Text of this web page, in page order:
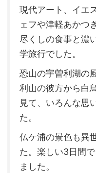
現代アート、イエ
ェフや津軽あかつ
尽くしの食事と濃
学旅行でした。
恐山の宇曽利湖の
利山の彼方から白
見て、いろんな思
た。
仏ケ浦の景色も異
た。楽しい3日間
ました。